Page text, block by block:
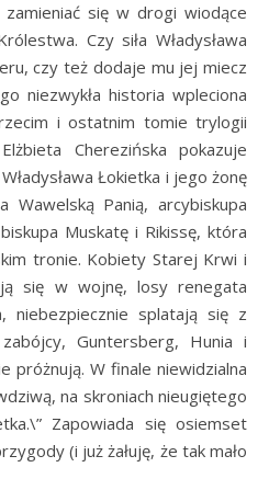
się w drogi wiodące
Czy siła Władysława
czy też dodaje mu jej miecz
niezwykła historia wpleciona
i ostatnim tomie trylogii
Cherezińska pokazuje
Łokietka i jego żonę
Wawelską Panią, arcybiskupa
Muskatę i Rikissę, która
tronie. Kobiety Starej Krwi i
się w wojnę, losy renegata
niebezpiecznie splatają się z
Guntersberg, Hunia i
próżnują. W finale niewidzialna
na skroniach nieugiętego
Zapowiada się osiemset
(i już żałuję, że tak mało